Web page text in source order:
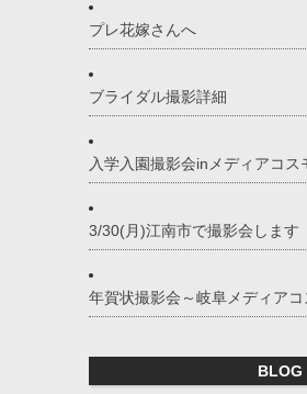
プレ花嫁さんへ
ブライダル撮影詳細
入学入園撮影会inメディアコス
3/30(月)江南市で撮影会します
年賀状撮影会～岐阜メディアコ
BLOG